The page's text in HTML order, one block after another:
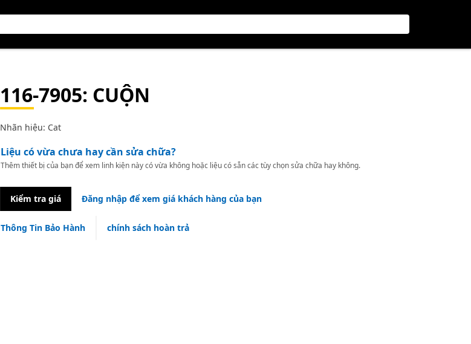
116-7905: CUỘN
Nhãn hiệu: Cat
Liệu có vừa chưa hay cần sửa chữa?
Thêm thiết bị của bạn để xem linh kiện này có vừa không hoặc liệu có sẵn các tùy chọn sửa chữa hay không.
Kiểm tra giá Đăng nhập để xem giá khách hàng của bạn
Thông Tin Bảo Hành chính sách hoàn trả